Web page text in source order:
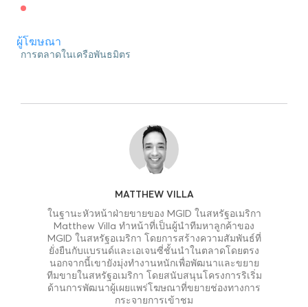
ผู้โฆษณา
การตลาดในเครือพันธมิตร
MATTHEW VILLA
ในฐานะหัวหน้าฝ่ายขายของ MGID ในสหรัฐอเมริกา
Matthew Villa ทำหน้าที่เป็นผู้นำทีมหาลูกค้าของ
MGID ในสหรัฐอเมริกา โดยการสร้างความสัมพันธ์ที่
ยั่งยืนกับแบรนด์และเอเจนซี่ชั้นนำในตลาดโดยตรง
นอกจากนี้เขายังมุ่งทำงานหนักเพื่อพัฒนาและขยาย
ทีมขายในสหรัฐอเมริกา โดยสนับสนุนโครงการริเริ่ม
ด้านการพัฒนาผู้เผยแพร่โฆษณาที่ขยายช่องทางการ
กระจายการเข้าชม